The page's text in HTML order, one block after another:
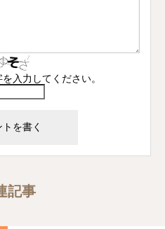
入力してください。
記事